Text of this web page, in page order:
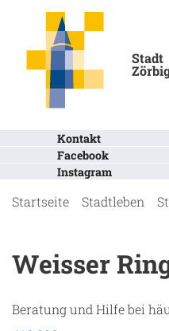
Stadt
Kontakt
Facebook
Instagram
Startseite Stadtleben
Weisser
Beratung und Hilfe bei